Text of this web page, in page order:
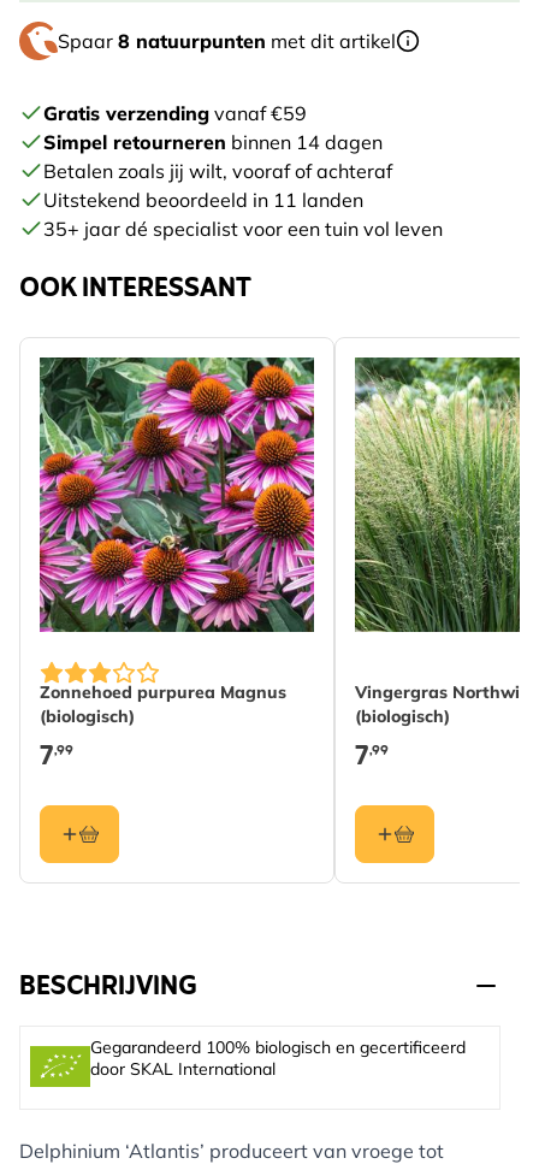
Spaar 8 natuurpunten met dit artikel
Gratis verzending vanaf €59
Simpel retourneren binnen 14 dagen
Betalen zoals jij wilt, vooraf of achteraf
Uitstekend beoordeeld in 11 landen
35+ jaar dé specialist voor een tuin vol leven
OOK INTERESSANT
Zonnehoed purpurea Magnus
(biologisch)
7,99
Vingergras
(biologisch)
7,99
BESCHRIJVING
Gegarandeerd 100% biologisch en gecertificeerd
door SKAL International
Delphinium ‘Atlantis’ produceert van vroege tot